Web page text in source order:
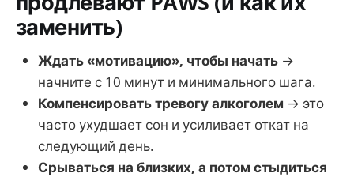
заменить)
Ждать «мотивацию», чтобы начать →
начните с 10 минут и минимального шага.
Компенсировать тревогу алкоголем → это
часто ухудшает сон и усиливает откат на
следующий день.
Срываться на близких, а потом стыдиться